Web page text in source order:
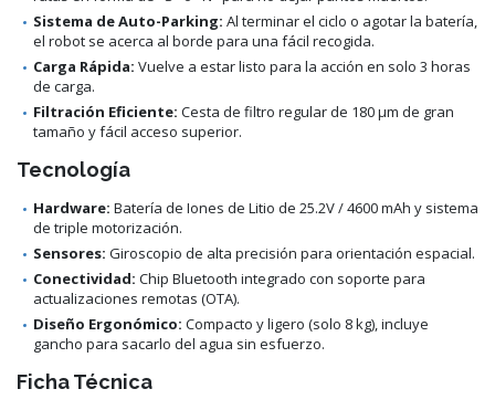
Sistema de Auto-Parking: Al terminar el ciclo o agotar la batería,
el robot se acerca al borde para una fácil recogida.
Carga Rápida: Vuelve a estar listo para la acción en solo 3 horas
de carga.
Filtración Eficiente: Cesta de filtro regular de 180 µm de gran
tamaño y fácil acceso superior.
Tecnología
Hardware: Batería de Iones de Litio de 25.2V / 4600 mAh y sistema
de triple motorización.
Sensores: Giroscopio de alta precisión para orientación espacial.
Conectividad: Chip Bluetooth integrado con soporte para
actualizaciones remotas (OTA).
Diseño Ergonómico: Compacto y ligero (solo 8 kg), incluye
gancho para sacarlo del agua sin esfuerzo.
Ficha Técnica